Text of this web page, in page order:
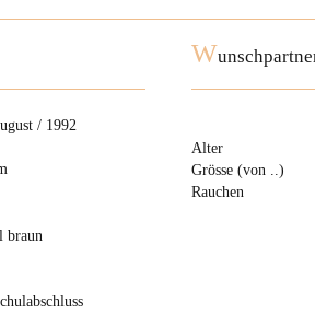
/ 1992
braun
W
Alter
Grösse (von ..)
Rauchen